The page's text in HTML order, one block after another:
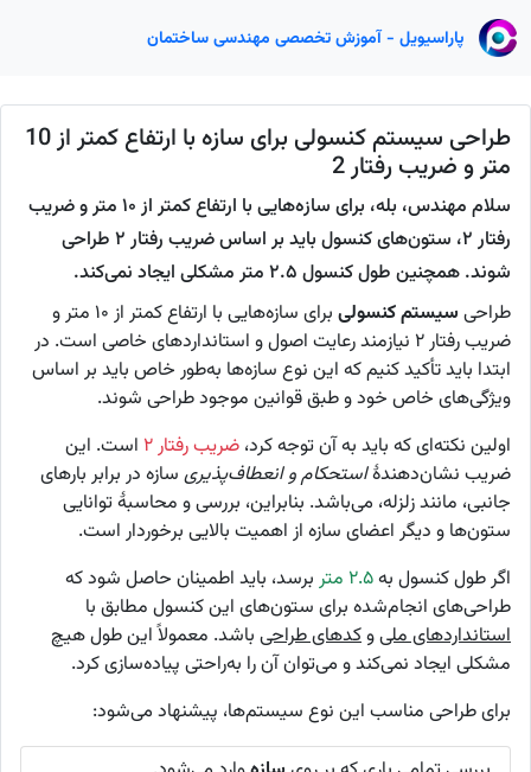
پاراسیویل - آموزش تخصصی مهندسی ساختمان
طراحی سیستم کنسولی برای سازه با ارتفاع کمتر از 10
متر و ضریب رفتار 2
سلام مهندس، بله، برای سازه‌هایی با ارتفاع کمتر از ۱۰ متر و ضریب
رفتار ۲، ستون‌های کنسول باید بر اساس ضریب رفتار ۲ طراحی
شوند. همچنین طول کنسول ۲.۵ متر مشکلی ایجاد نمی‌کند.
طراحی سیستم کنسولی
برای سازه‌هایی با ارتفاع کمتر از ۱۰ متر و
ضریب رفتار ۲ نیازمند رعایت اصول و استانداردهای خاصی است. در
ابتدا باید تأکید کنیم که این نوع سازه‌ها به‌طور خاص باید بر اساس
ویژگی‌های خاص خود و طبق قوانین موجود طراحی شوند.
اولین نکته‌ای که باید به آن توجه کرد، ضریب رفتار ۲
است. این
ضریب نشان‌دهندهٔاستحکام و انعطاف‌پذیری سازه در برابر بارهای
جانبی، مانند زلزله، می‌باشد. بنابراین، بررسی و محاسبهٔ توانایی
ستون‌ها و دیگر اعضای سازه از اهمیت بالایی برخوردار است.
اگر طول کنسول به۲.۵ متر
برسد، باید اطمینان حاصل شود که
طراحی‌های انجام‌شده برای ستون‌های این کنسول مطابق با
استانداردهای ملیوکدهای طراحی باشد. معمولاً این طول هیچ
مشکلی ایجاد نمی‌کند و می‌توان آن را به‌راحتی پیاده‌سازی کرد.
برای طراحی مناسب این نوع سیستم‌ها، پیشنهاد می‌شود: